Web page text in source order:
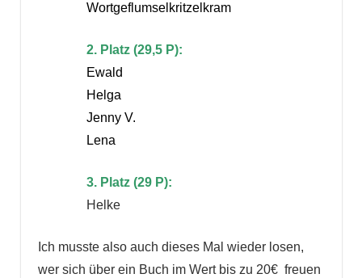
Wortgeflumselkritzelkram
2. Platz (29,5 P):
Ewald
Helga
Jenny V.
Lena
3. Platz (29 P):
Helke
Ich musste also auch dieses Mal wieder losen,
wer sich über ein Buch im Wert bis zu 20€ freuen